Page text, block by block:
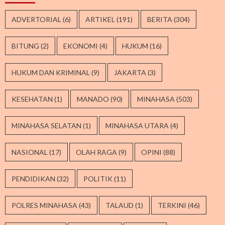
ADVERTORIAL(6) ARTIKEL(191) BERITA(304)
BITUNG (2) EKONOMI (4) HUKUM (16)
HUKUM DAN KRIMINAL(9) JAKARTA(3)
KESEHATAN (1) MANADO (90) MINAHASA(503)
MINAHASA SELATAN (1) MINAHASA UTARA(4)
NASIONAL(17) OLAH RAGA(9) OPINI (88)
PENDIDIKAN (32) POLITIK(11)
POLRES MINAHASA(43) TALAUD (1) TERKINI (46)